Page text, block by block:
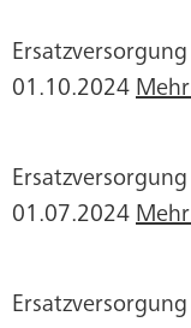
01.10.2024
01.07.2024